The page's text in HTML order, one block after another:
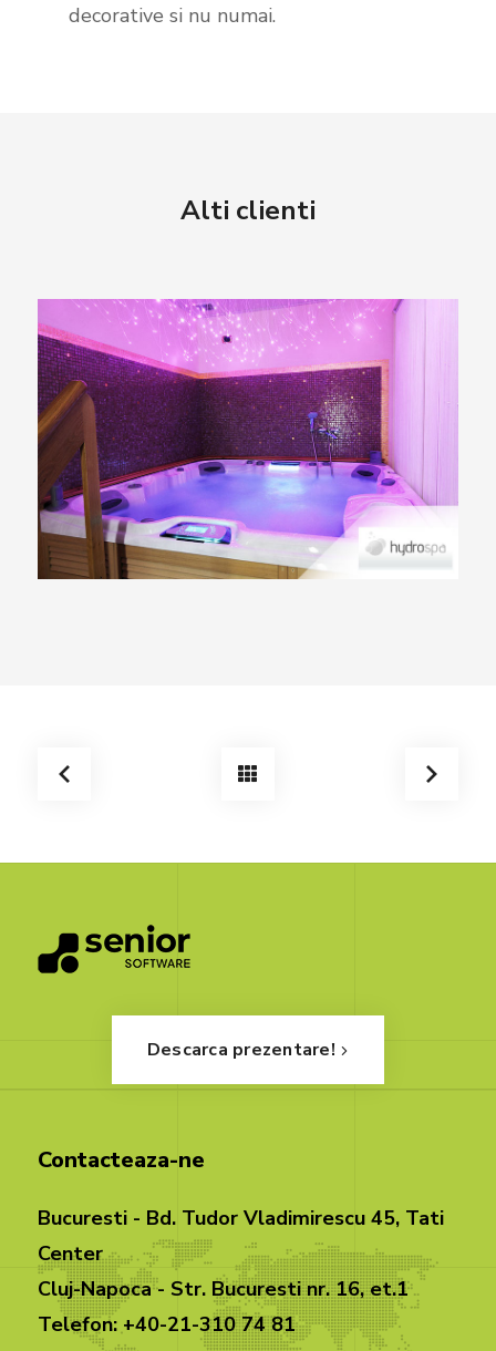
decorative si nu numai.
Alti clienti
Descarca prezentare!
Contacteaza-ne
Bucuresti - Bd. Tudor Vladimirescu 45, Tati
Center
Cluj-Napoca - Str. Bucuresti nr. 16, et.1
Telefon: +40-21-310 74 81